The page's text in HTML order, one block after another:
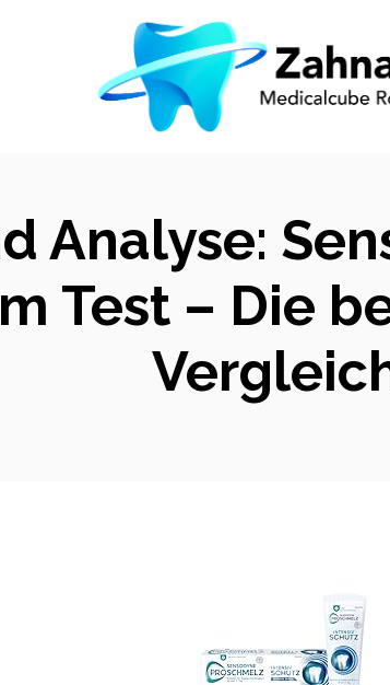
Analyse:
Test – Die